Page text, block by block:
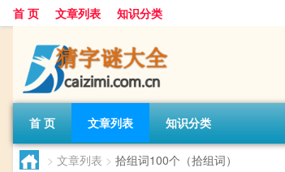
首 页 文章列表 知识分类
首 页 文章列表 知识分类
> 文章列表 > 拾组词100个（拾组词）